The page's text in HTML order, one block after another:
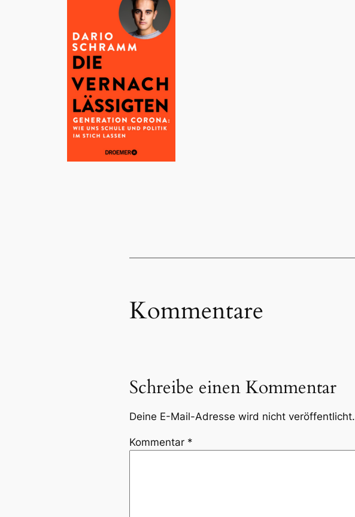
Kommentare
Schreibe einen Kommentar
Deine E-Mail-Adresse wird nicht veröffentlicht.
Kommentar *